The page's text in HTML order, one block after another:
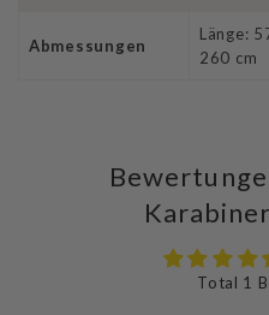
Abmessungen
Länge:
260 cm
Total 1